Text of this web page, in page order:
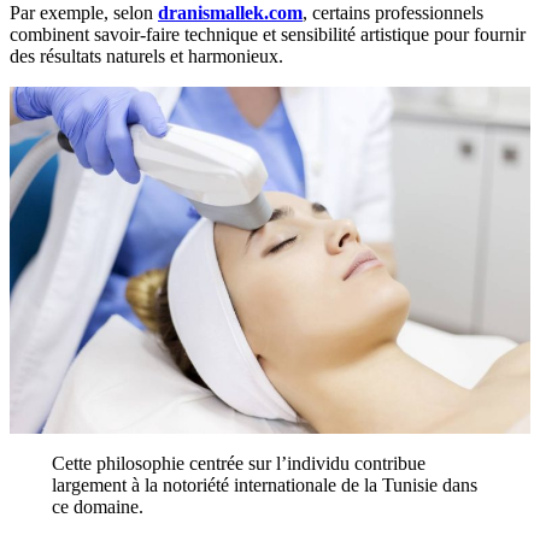
Par exemple, selon dranismallek.com, certains professionnels
combinent savoir-faire technique et sensibilité artistique pour fournir
des résultats naturels et harmonieux.
Cette philosophie centrée sur l’individu contribue
largement à la notoriété internationale de la Tunisie dans
ce domaine.